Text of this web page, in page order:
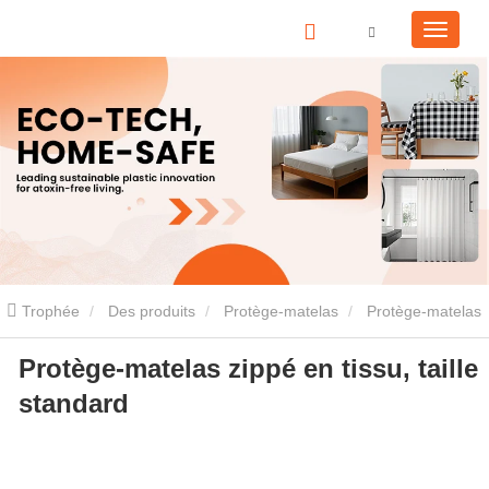
Trophée Des produits Protège-matelas Protège-matelas
en tissu Protège-matelas zippé en tissu, taille standard
Protège-matelas zippé en tissu, taille
standard